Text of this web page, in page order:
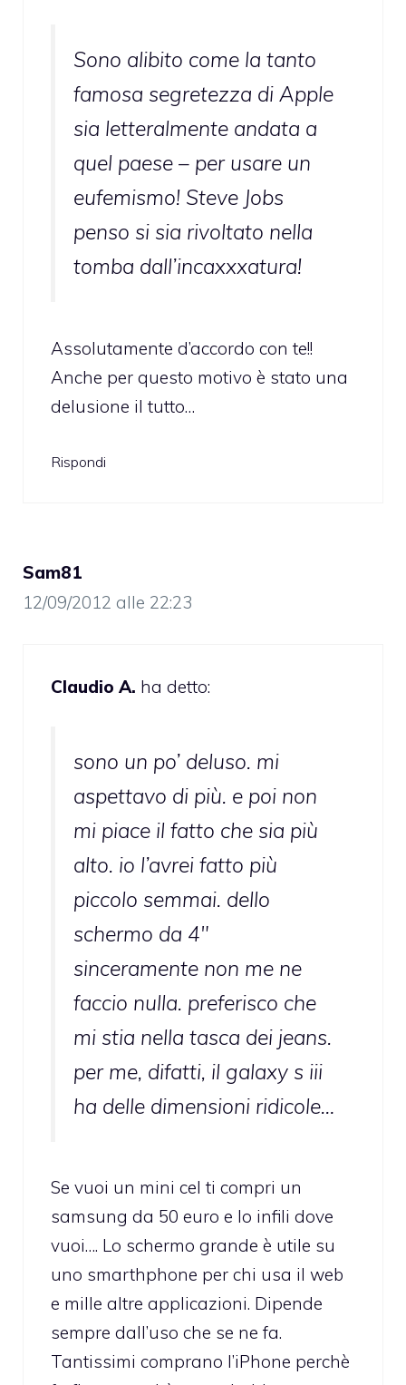
Sono alibito come la tanto
famosa segretezza di Apple
sia letteralmente andata a
quel paese – per usare un
eufemismo! Steve Jobs
penso si sia rivoltato nella
tomba dall’incaxxxatura!
Assolutamente d’accordo con te!!
Anche per questo motivo è stato una
delusione il tutto…
Rispondi
Sam81
12/09/2012 alle 22:23
Claudio A. ha detto:
sono un po’ deluso. mi
aspettavo di più. e poi non
mi piace il fatto che sia più
alto. io l’avrei fatto più
piccolo semmai. dello
schermo da 4″
sinceramente non me ne
faccio nulla. preferisco che
mi stia nella tasca dei jeans.
per me, difatti, il galaxy s iii
ha delle dimensioni ridicole…
Se vuoi un mini cel ti compri un
samsung da 50 euro e lo infili dove
vuoi…. Lo schermo grande è utile su
uno smarthphone per chi usa il web
e mille altre applicazioni. Dipende
sempre dall’uso che se ne fa.
Tantissimi comprano l’iPhone perchè